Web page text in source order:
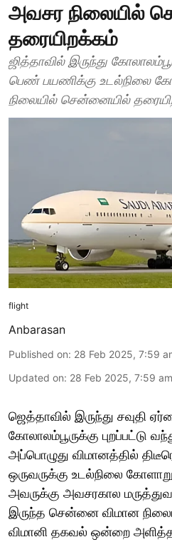
அவசர நிலையில்
தரையிறக்கம்
ஜித்தாவில் இருந்து
பெண் பயணிக்கு உடல்நிலை
நிலையில் சென்னையில்
flight
Anbarasan
Published on: 28 Feb 2025, 7:59
Updated on: 28 Feb 2025, 7:59 am
ஜெத்தாவில் இருந்து சவுதி
கோலாலம்பூருக்கு புறப்பட்டு
அப்பொழுது விமானத்தில்
ஒருவருக்கு உடல்நிலை
அவருக்கு அவசரகால
இருந்த சென்னை விமான
விமானி தகவல் ஒன்றை